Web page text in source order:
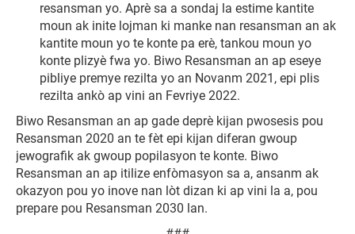
resansman yo. Aprè sa a sondaj la estime kantite
moun ak inite lojman ki manke nan resansman an ak
kantite moun yo te konte pa erè, tankou moun yo
konte plizyè fwa yo. Biwo Resansman an ap eseye
pibliye premye rezilta yo an Novanm 2021, epi plis
rezilta ankò ap vini an Fevriye 2022.
Biwo Resansman an ap gade deprè kijan pwosesis pou
Resansman 2020 an te fèt epi kijan diferan gwoup
jewografik ak gwoup popilasyon te konte. Biwo
Resansman an ap itilize enfòmasyon sa a, ansanm ak
okazyon pou yo inove nan lòt dizan ki ap vini la a, pou
prepare pou Resansman 2030 lan.